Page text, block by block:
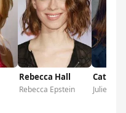
Rebecca Hall
Rebecca Epstein Julie